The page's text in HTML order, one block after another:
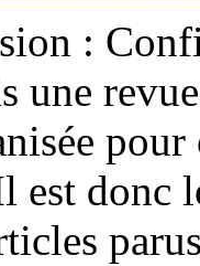
:
une
est donc